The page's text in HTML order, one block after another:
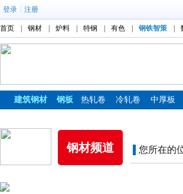
登录 注册
首页 钢材 炉料 特钢 有色 钢铁智策
建筑钢材 钢板 热轧卷 冷轧卷 中厚板
钢材频道 您所在的